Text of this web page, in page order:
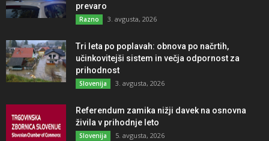
prevaro
Razno 3. avgusta, 2026
Tri leta po poplavah: obnova po načrtih,
učinkovitejši sistem in večja odpornost za
prihodnost
Slovenija 3. avgusta, 2026
Referendum zamika nižji davek na osnovna
živila v prihodnje leto
Slovenija 5. avgusta, 2026